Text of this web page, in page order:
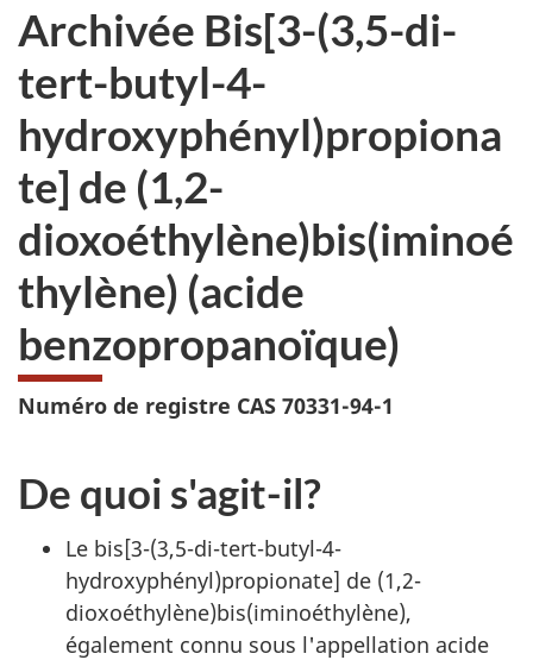
Archivée Bis[3-(3,5-di-
tert-butyl-4-
hydroxyphényl)propiona
te] de (1,2-
dioxoéthylène)bis(iminoé
thylène) (acide
benzopropanoïque)
Numéro de registre CAS 70331-94-1
De quoi s'agit-il?
Le bis[3-(3,5-di-tert-butyl-4-
hydroxyphényl)propionate] de (1,2-
dioxoéthylène)bis(iminoéthylène),
également connu sous l'appellation acide